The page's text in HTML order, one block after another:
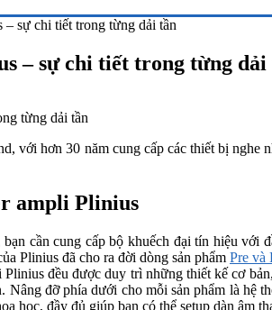
sự chi tiết trong từng dải tần
– sự chi tiết trong từng dải
với hơn 30 năm cung cấp các thiết bị
ampli Plinius
cần cung cấp bộ khuếch đại tín hiệu
Plinius đã cho ra đời dòng sản phẩm Pre và
đều được duy trì những thiết kế cơ
đỡ phía dưới cho mỗi sản phẩm là hệ
học, đầy đủ giúp bạn có thể setup dàn âm